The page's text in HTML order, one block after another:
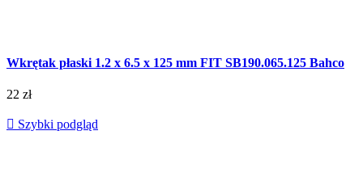
Wkrętak płaski 1.2 x 6.5 x 125 mm FIT SB190.065.125 Bahco
22 zł
 Szybki podgląd